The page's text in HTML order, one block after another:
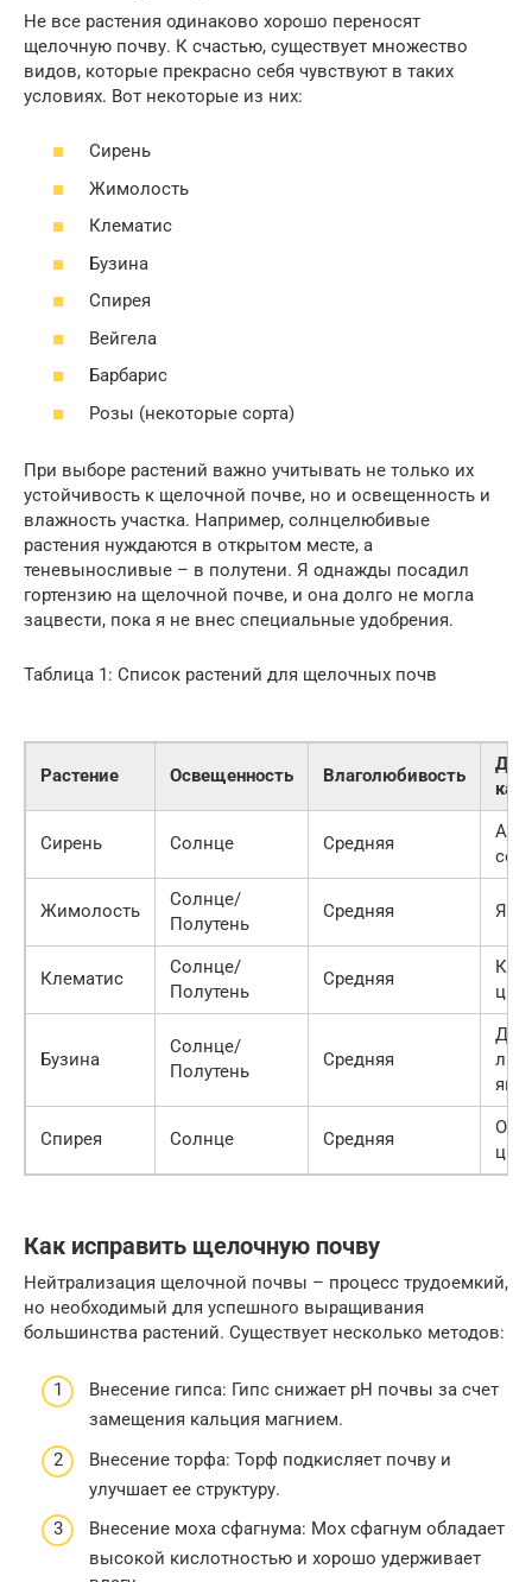
Не все растения одинаково хорошо переносят
щелочную почву. К счастью, существует множество
видов, которые прекрасно себя чувствуют в таких
условиях. Вот некоторые из них:
Сирень
Жимолость
Клематис
Бузина
Спирея
Вейгела
Барбарис
Розы (некоторые сорта)
При выборе растений важно учитывать не только их
устойчивость к щелочной почве, но и освещенность и
влажность участка. Например, солнцелюбивые
растения нуждаются в открытом месте, а
теневыносливые – в полутени. Я однажды посадил
гортензию на щелочной почве, и она долго не могла
зацвести, пока я не внес специальные удобрения.
Таблица 1: Список растений для щелочных почв
Растение Освещенность Влаголюбивость
Сирень Солнце Средняя
Жимолость
Солнце/
Полутень
Средняя
Клематис
Солнце/
Полутень
Средняя
Бузина
Солнце/
Полутень
Средняя
Спирея Солнце Средняя
Как исправить щелочную почву
Нейтрализация щелочной почвы – процесс трудоемкий,
но необходимый для успешного выращивания
большинства растений. Существует несколько методов:
Внесение гипса: Гипс снижает pH почвы за счет
замещения кальция магнием.
Внесение торфа: Торф подкисляет почву и
улучшает ее структуру.
Внесение моха сфагнума: Мох сфагнум обладает
высокой кислотностью и хорошо удерживает